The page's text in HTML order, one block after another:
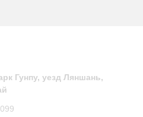
Гунпу, уезд Ляншань,